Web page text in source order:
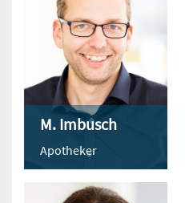
M. Imbusch
Apotheker